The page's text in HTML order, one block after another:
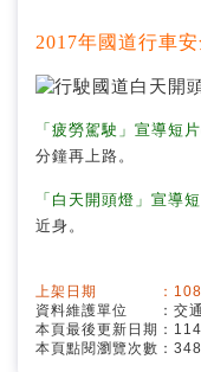
2017年國道行車
「疲勞駕駛」宣導短
分鐘再上路。
「白天開頭燈」宣導
近身。
上架日期 ：108-
資料維護單位 ：交通
本頁最後更新
本頁點閱瀏覽次數：